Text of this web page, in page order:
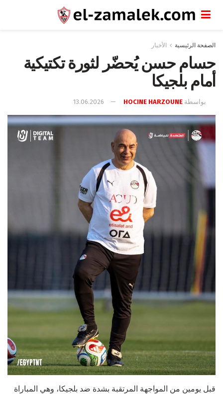
الصفحة الرئيسية الأخبار
حسام حسن يُحضّر لثورة تكتيكية
أمام بلجيكا
بواسطة HOCINE HARZOUNE
13.06.2026
قبل يومين من المواجهة المرتقبة بشدة ضد بلجيكا، وهي المباراة